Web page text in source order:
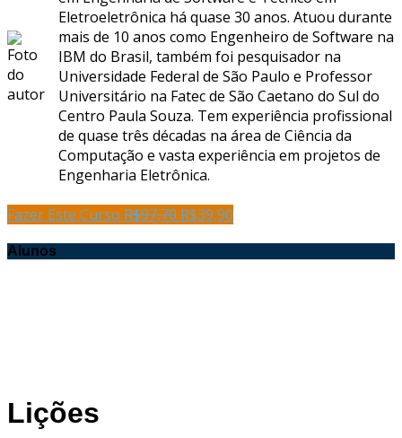
Eletroeletrônica há quase 30 anos. Atuou durante
mais de 10 anos como Engenheiro de Software na
IBM do Brasil, também foi pesquisador na
Universidade Federal de São Paulo e Professor
Universitário na Fatec de São Caetano do Sul do
Centro Paula Souza. Tem experiência profissional
de quase três décadas na área de Ciência da
Computação e vasta experiência em projetos de
Engenharia Eletrônica.
Fazer Este Curso R$97,70 R$39,90
Alunos
Lições